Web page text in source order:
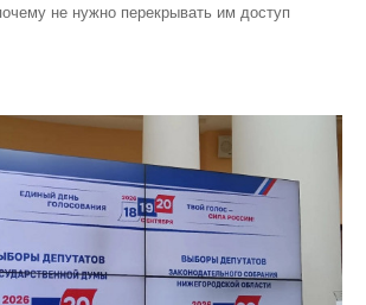
не нужно перекрывать им доступ